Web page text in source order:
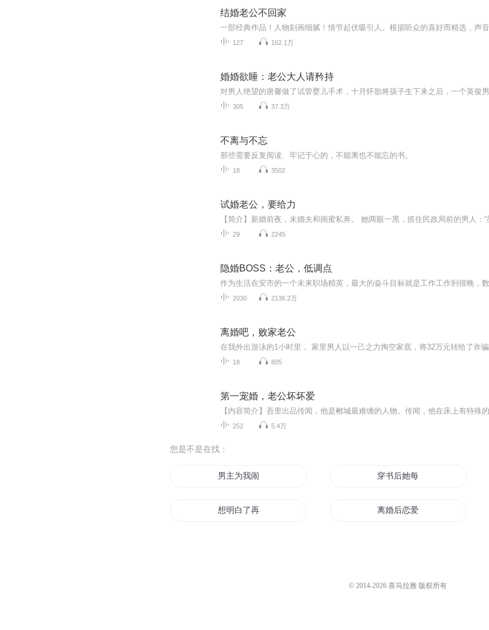
结婚老公不回家
127 162.1万
婚婚欲睡：老公大人请矜持
305 37.3万
不离与不忘
那些需要反复阅读、牢记于心的，不能离也不能忘的书。
18 3502
试婚老公，要给力
29 2245
隐婚BOSS：老公，低调点
2030 2136.2万
离婚吧，败家老公
18 805
第一宠婚，老公坏坏爱
252 5.4万
您是不是在找：
男主为我闹离婚 穿书后她每天都想离婚
想明白了再离婚 离婚后恋爱
© 2014-2026 喜马拉雅 版权所有